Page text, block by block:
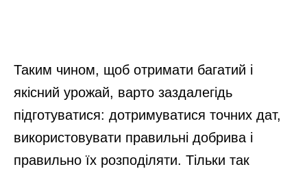
Таким чином, щоб отримати багатий і
якісний урожай, варто заздалегідь
підготуватися: дотримуватися точних дат,
використовувати правильні добрива і
правильно їх розподіляти. Тільки так